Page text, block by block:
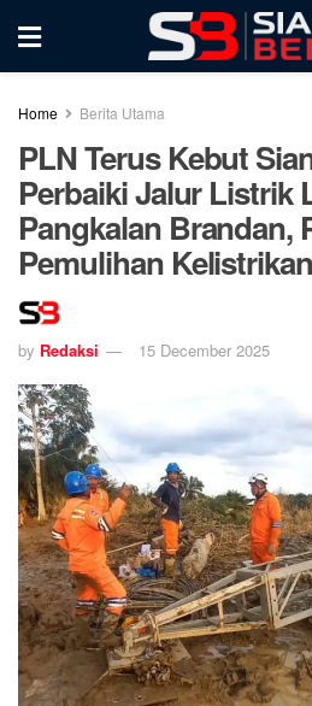
Home Berita Utama
PLN Terus Kebut
Perbaiki Jalur Listrik
Pangkalan Brandan,
Pemulihan
by Redaksi 15 December 2025